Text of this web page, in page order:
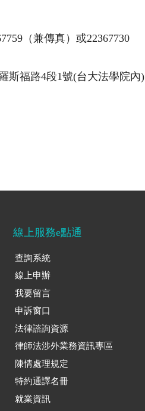
（兼傳真）或22367730
斯福路4段1號(台大法學院內)
線上服務e點通
查詢系統
線上申辦
我要留言
申訴窗口
法律諮詢資源
律師法涉外業務資訊專區
陳情處理規定
特約通譯名冊
就業資訊